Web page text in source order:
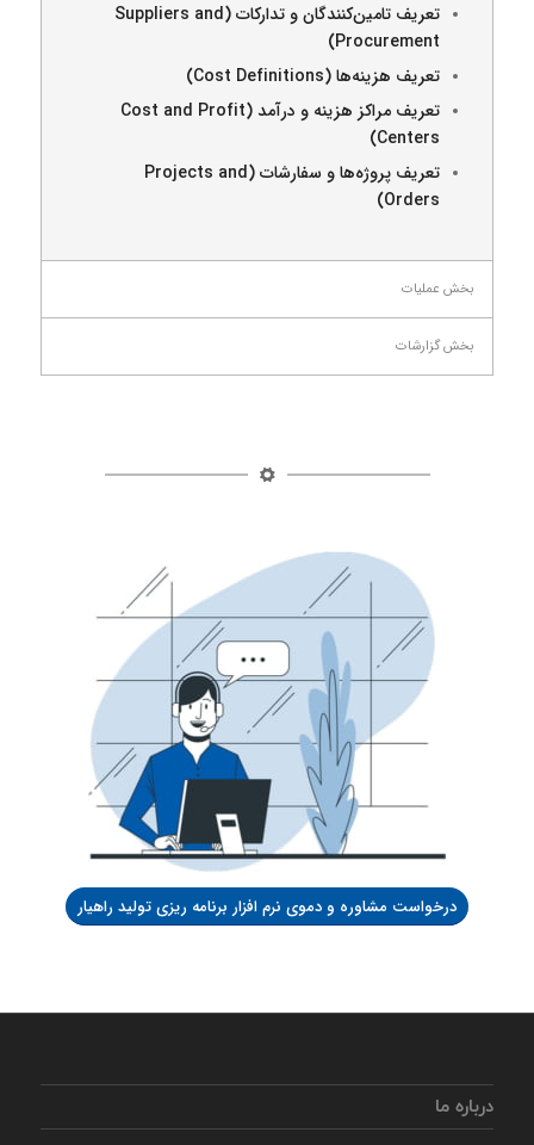
تعریف تامین‌کنندگان و تدارکات (Suppliers and
Procurement)
تعریف هزینه‌ها (Cost Definitions)
تعریف مراکز هزینه و درآمد (Cost and Profit
Centers)
تعریف پروژه‌ها و سفارشات (Projects and
Orders)
بخش عملیات
بخش گزارشات
درخواست مشاوره و دموی نرم افزار برنامه ریزی تولید راهیار
درباره ما